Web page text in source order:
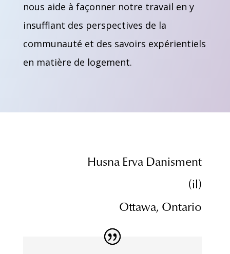
nous aide à façonner notre travail en y
insufflant des perspectives de la
communauté et des savoirs expérientiels
en matière de logement.
Husna Erva Danisment
(il)
Ottawa, Ontario